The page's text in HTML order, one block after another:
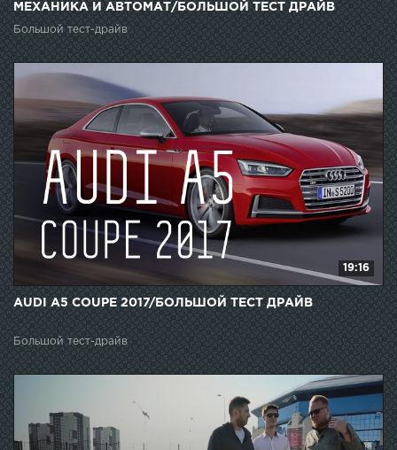
МЕХАНИКА И АВТОМАТ/БОЛЬШОЙ ТЕСТ ДРАЙВ
Большой тест-драйв
19:16
AUDI A5 COUPE 2017/БОЛЬШОЙ ТЕСТ ДРАЙВ
Большой тест-драйв